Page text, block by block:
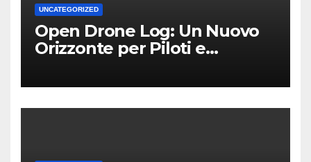
UNCATEGORIZED
Open Drone Log: Un Nuovo
Orizzonte per Piloti e